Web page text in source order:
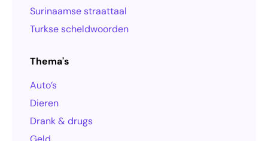
Surinaamse straattaal
Turkse scheldwoorden
Thema's
Auto’s
Dieren
Drank & drugs